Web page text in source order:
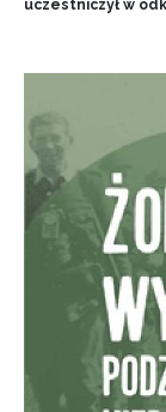
uczestniczył w